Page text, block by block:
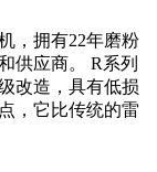
，拥有22年磨粉
供应商。 R系列
改造，具有低损
，它比传统的雷